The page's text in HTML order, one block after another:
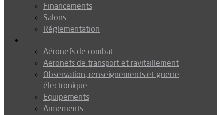
Financements
Salons
Réglementation
Aéronefs de combat
Aeronefs de transport et ravitaillement
Observation, renseignements et guerre
électronique
Equipements
Armements